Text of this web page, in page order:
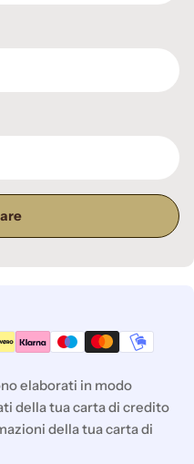
elaborati in modo
della tua carta di credito
della tua carta di